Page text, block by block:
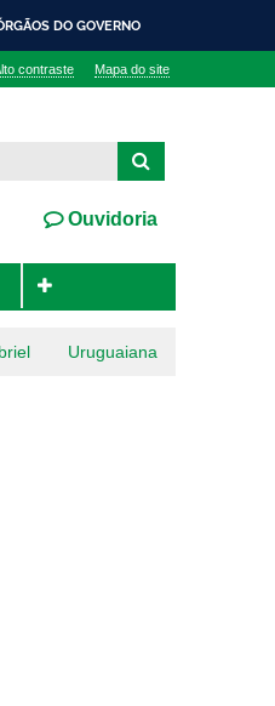
DO GOVERNO
contraste Mapa do site
Ouvidoria
Uruguaiana